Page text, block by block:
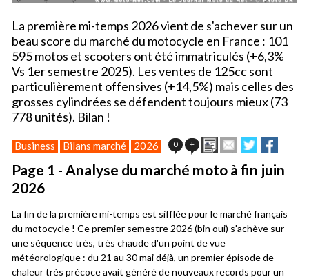
La première mi-temps 2026 vient de s'achever sur un
beau score du marché du motocycle en France : 101
595 motos et scooters ont été immatriculés (+6,3%
Vs 1er semestre 2025). Les ventes de 125cc sont
particulièrement offensives (+14,5%) mais celles des
grosses cylindrées se défendent toujours mieux (73
778 unités). Bilan !
Business Bilans marché 2026 0 + ImprimerEnvoyer
cet
article
à
Partager
sur
Twitter
sur
Facebook
Page 1 - Analyse du marché moto à fin juin
2026
La fin de la première mi-temps est sifflée pour le marché français
du motocycle ! Ce premier semestre 2026 (bin oui) s'achève sur
une séquence très, très chaude d'un point de vue
météorologique : du 21 au 30 mai déjà, un premier épisode de
chaleur très précoce avait généré de nouveaux records pour un